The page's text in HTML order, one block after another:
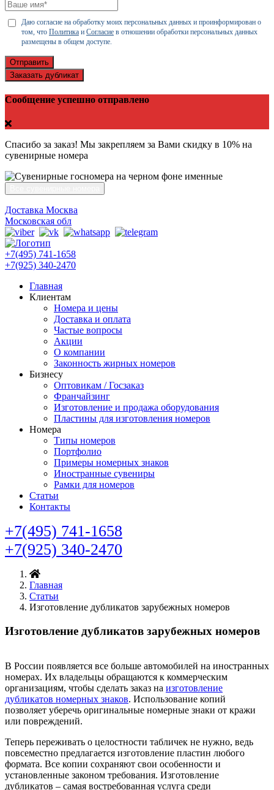
Даю согласие на обработку моих персональных данных и проинформирован о
том, что Политика и Согласие в отношении обработки персональных данных
размещены в общем доступе.
Отправить
Заказать дубликат
Сообщение успешно отправлено
Спасибо за заказ! Мы закрепляем за Вами скидку в 10% на
сувенирные номера
Доставка Москва
Московская обл
+7(495) 741-1658
+7(925) 340-2470
Главная
Клиентам
Номера и цены
Доставка и оплата
Частые вопросы
Акции
О компании
Законность жирных номеров
Бизнесу
Оптовикам / Госзаказ
Франчайзинг
Изготовление и продажа оборудования
Пластины для изготовления номеров
Номера
Типы номеров
Портфолио
Примеры номерных знаков
Иностранные сувениры
Рамки для номеров
Статьи
Контакты
+7(495) 741-1658
+7(925) 340-2470
Главная
Статьи
Изготовление дубликатов зарубежных номеров
Изготовление дубликатов зарубежных номеров
В России появляется все больше автомобилей на иностранных
номерах. Их владельцы обращаются к коммерческим
организациям, чтобы сделать заказ на изготовление
дубликатов номерных знаков. Использование копий
позволяет уберечь оригинальные номерные знаки от кражи
или повреждений.
Теперь переживать о целостности табличек не нужно, ведь
повсеместно предлагается изготовление пластин любого
формата. Все копии сохраняют свои особенности и
установленные законом требования. Изготовление
дубликатов – самая востребованная услуга среди